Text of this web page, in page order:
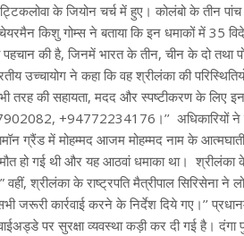
के जियोन चर्च में हुए। कोलंबो के तीन पांच
किशु गोम्स ने बताया कि इन धमाकों में 35
पहचान की है,जिनमें भारत के तीन,चीन के दो तथा
उच्चायोग ने कहा कि वह श्रीलंका की
तरह की सहायता,मदद और स्पष्टीकरण के लिए
+94772234176 ।’’ अधिकारियों
ग्रैंड में मोहम्मद आजम मोहम्मद नाम के
हो गई थी और यह आठवां धमाका था। श्रीलंका
”वहीं,श्रीलंका के राष्ट्रपति मैत्रीपाल सिरिसेना ने
जरूरी कार्रवाई करने के निर्देश दिये गए।’’
पर सुरक्षा व्यवस्था कड़ी कर दी गई है।